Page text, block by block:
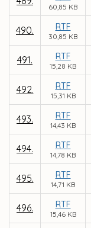
60,85 KB
490. RTF
30,85 KB
491. RTF
15,28 KB
492. RTF
15,31 KB
493. RTF
14,43 KB
494. RTF
14,78 KB
495. RTF
14,71 KB
496. RTF
15,46 KB